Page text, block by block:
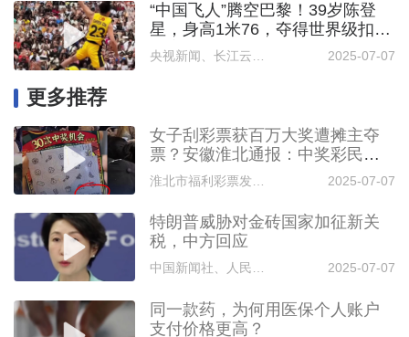
“中国飞人”腾空巴黎！39岁陈登
星，身高1米76，夺得世界级扣篮
大赛冠军
央视新闻、长江云新闻 2025-07-07
更多推荐
女子刮彩票获百万大奖遭摊主夺
票？安徽淮北通报：中奖彩民已
顺利兑奖
2025-07-07
特朗普威胁对金砖国家加征新关
税，中方回应
2025-07-07
同一款药，为何用医保个人账户
支付价格更高？